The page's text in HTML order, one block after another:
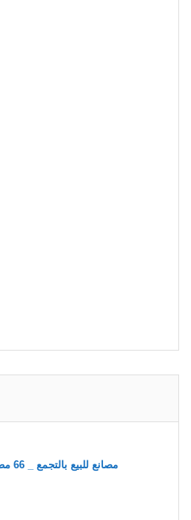
مصانع للبيع بالتجمع _ 66 مصنع للبيع بالتجمع